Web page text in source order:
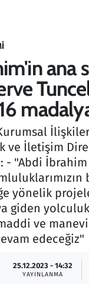
ana
İletişim
- "Abdi
yönelik
giden
ve manevi
edeceğiz"
25.12.2023 - 14:32
YAYINLANMA